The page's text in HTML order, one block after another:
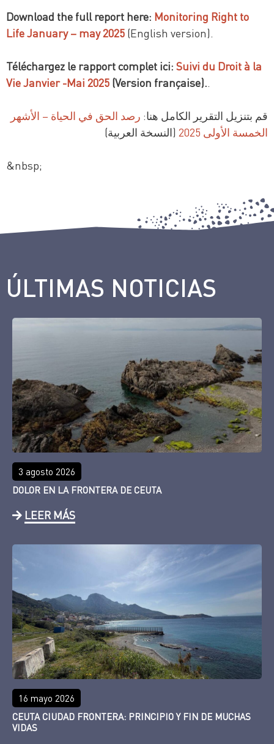
Download the full report here: Monitoring Right to
Life January – may 2025 (English version).
Téléchargez le rapport complet ici: Suivi du Droit à la
Vie Janvier -Mai 2025 (Version française)..
قم بتنزيل التقرير الكامل هنا: رصد الحق في الحياة – الأشهر
الخمسة الأولى 2025
(النسخة العربية)
&nbsp;
ÚLTIMAS NOTICIAS
3 agosto 2026
DOLOR EN LA FRONTERA DE CEUTA
LEER MÁS
16 mayo 2026
CEUTA CIUDAD FRONTERA: PRINCIPIO Y FIN DE MUCHAS
VIDAS